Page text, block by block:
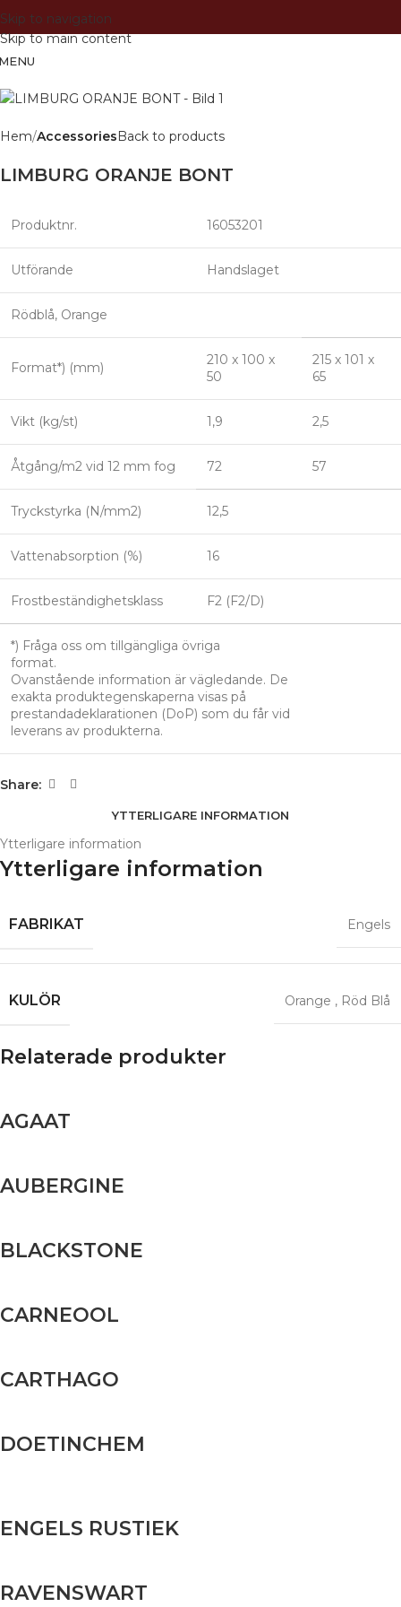
Skip to navigation
Skip to main content
Hem Accessories Back to products
LIMBURG ORANJE BONT
Produktnr. 16053201
Utförande Handslaget
Rödblå, Orange
Format*) (mm)
210 x 100 x
50
215 x 101 x
65
Vikt (kg/st) 1,9 2,5
Åtgång/m2 vid 12 mm fog 72 57
Tryckstyrka (N/mm2) 12,5
Vattenabsorption (%) 16
Frostbeständighetsklass F2 (F2/D)
*) Fråga oss om tillgängliga övriga
format.
Ovanstående information är vägledande. De
exakta produktegenskaperna visas på
prestandadeklarationen (DoP) som du får vid
leverans av produkterna.
Share:
YTTERLIGARE INFORMATION
Ytterligare information
Ytterligare information
FABRIKAT Engels
KULÖR Orange , Röd Blå
Relaterade produkter
AGAAT
AUBERGINE
BLACKSTONE
CARNEOOL
CARTHAGO
DOETINCHEM
ENGELS RUSTIEK
RAVENSWART